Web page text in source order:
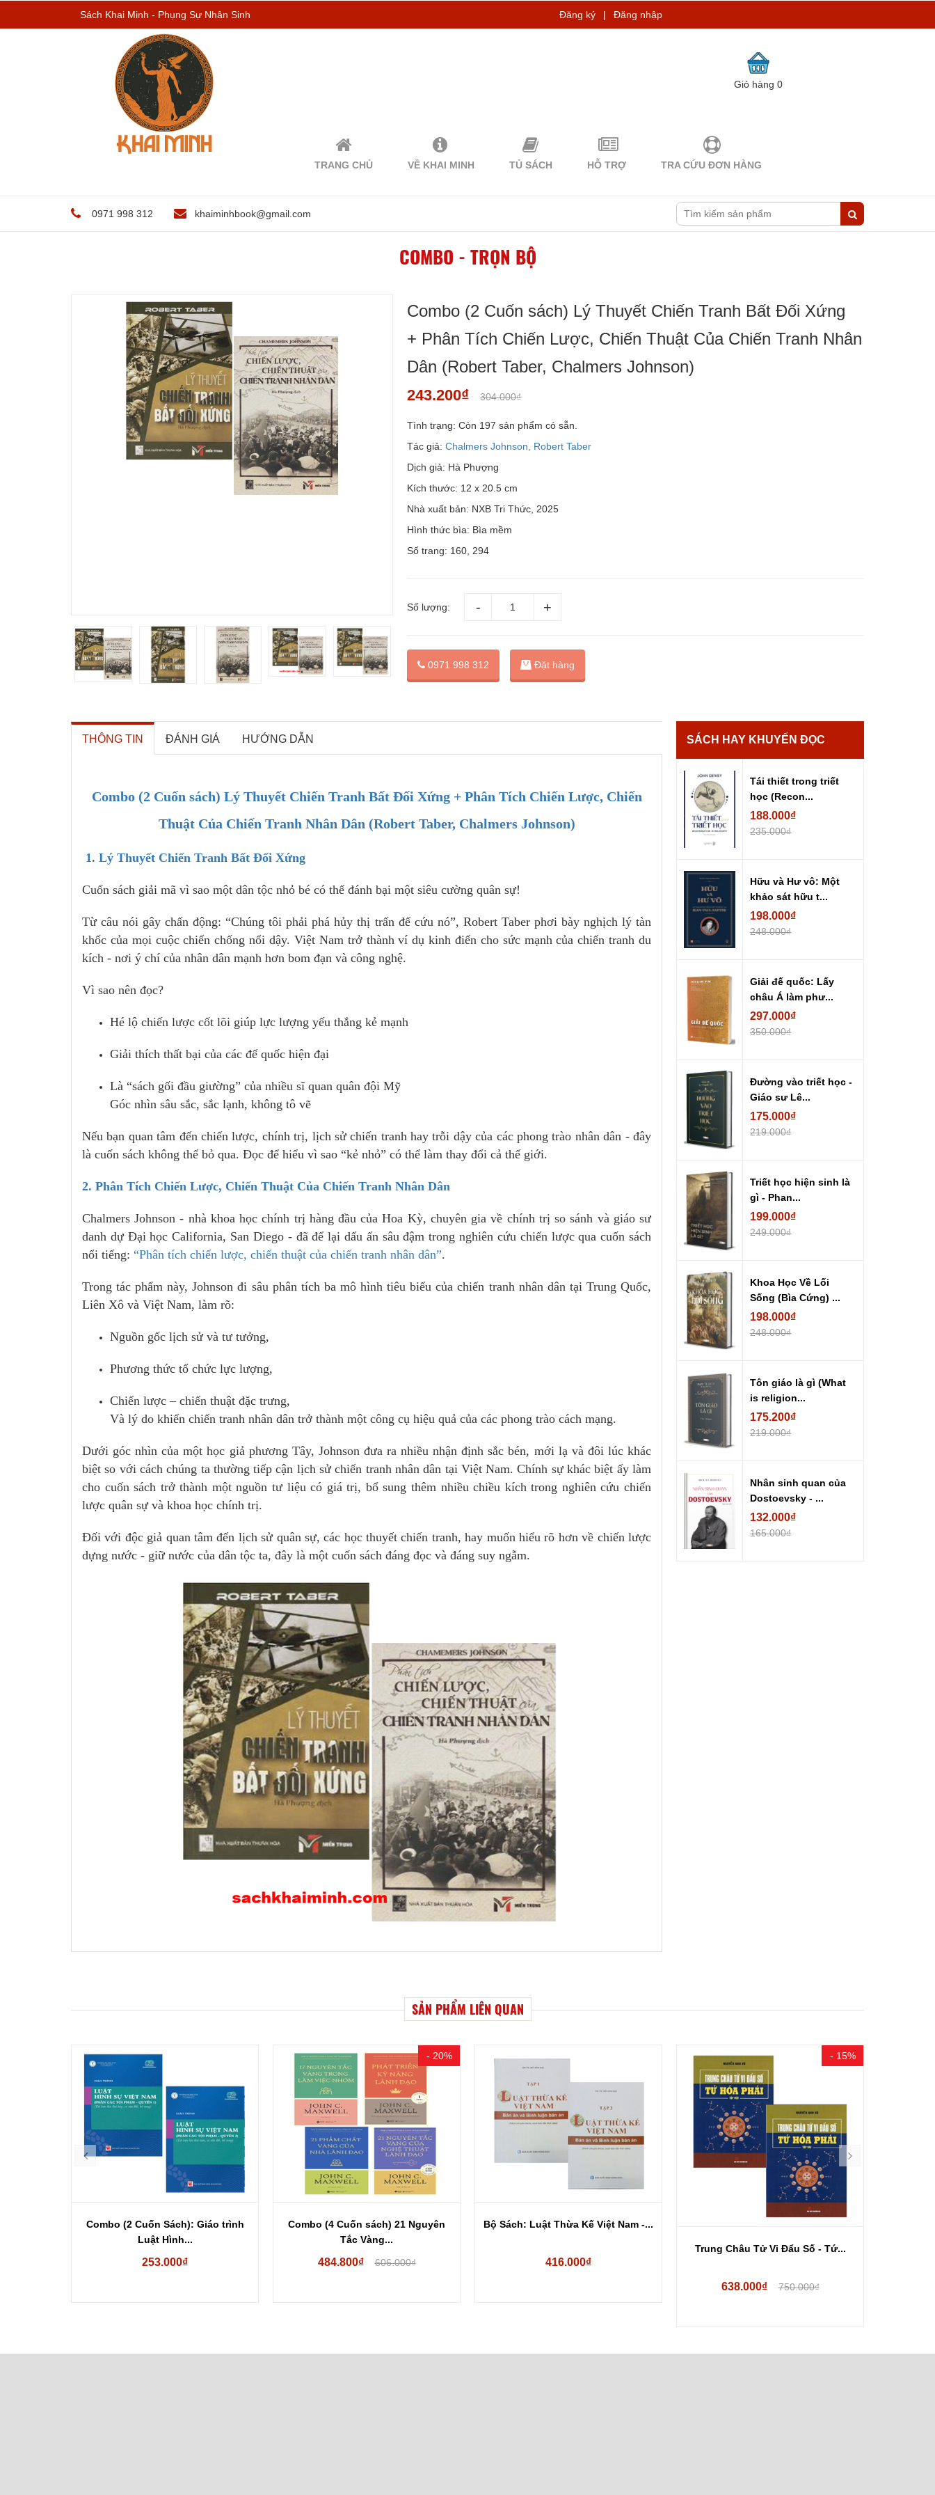
Sách Khai Minh - Phụng Sự Nhân Sinh Đăng ký | Đăng nhập
Giỏ hàng0
TRANG CHỦ VỀ KHAI MINH TỦ SÁCH HỖ TRỢ TRA CỨU ĐƠN HÀNG
0971 998 312 khaiminhbook@gmail.com
COMBO - TRỌN BỘ
Combo (2 Cuốn sách) Lý Thuyết Chiến Tranh Bất Đối Xứng
+ Phân Tích Chiến Lược, Chiến Thuật Của Chiến Tranh Nhân
Dân (Robert Taber, Chalmers Johnson)
243.200₫ 304.000₫
Tình trạng: Còn 197 sản phẩm có sẵn.
Tác giả: Chalmers Johnson, Robert Taber
Dịch giả: Hà Phượng
Kích thước: 12 x 20.5 cm
Nhà xuất bản: NXB Tri Thức, 2025
Hình thức bìa: Bìa mềm
Số trang: 160, 294
Số lượng:
0971 998 312 Đặt hàng
THÔNG TIN ĐÁNH GIÁ HƯỚNG DẪN
Combo (2 Cuốn sách) Lý Thuyết Chiến Tranh Bất Đối Xứng + Phân Tích Chiến Lược, Chiến
Thuật Của Chiến Tranh Nhân Dân (Robert Taber, Chalmers Johnson)
1. Lý Thuyết Chiến Tranh Bất Đối Xứng
Cuốn sách giải mã vì sao một dân tộc nhỏ bé có thể đánh bại một siêu cường quân sự!
Từ câu nói gây chấn động: “Chúng tôi phải phá hủy thị trấn để cứu nó”, Robert Taber phơi bày nghịch lý tàn
khốc của mọi cuộc chiến chống nổi dậy. Việt Nam trở thành ví dụ kinh điển cho sức mạnh của chiến tranh du
kích - nơi ý chí của nhân dân mạnh hơn bom đạn và công nghệ.
Vì sao nên đọc?
Hé lộ chiến lược cốt lõi giúp lực lượng yếu thắng kẻ mạnh
Giải thích thất bại của các đế quốc hiện đại
Là “sách gối đầu giường” của nhiều sĩ quan quân đội Mỹ
Góc nhìn sâu sắc, sắc lạnh, không tô vẽ
Nếu bạn quan tâm đến chiến lược, chính trị, lịch sử chiến tranh hay trỗi dậy của các phong trào nhân dân - đây
là cuốn sách không thể bỏ qua. Đọc để hiểu vì sao “kẻ nhỏ” có thể làm thay đổi cả thế giới.
2. Phân Tích Chiến Lược, Chiến Thuật Của Chiến Tranh Nhân Dân
Chalmers Johnson - nhà khoa học chính trị hàng đầu của Hoa Kỳ, chuyên gia về chính trị so sánh và giáo sư
danh dự Đại học California, San Diego - đã để lại dấu ấn sâu đậm trong nghiên cứu chiến lược qua cuốn sách
nổi tiếng: “Phân tích chiến lược, chiến thuật của chiến tranh nhân dân”.
Trong tác phẩm này, Johnson đi sâu phân tích ba mô hình tiêu biểu của chiến tranh nhân dân tại Trung Quốc,
Liên Xô và Việt Nam, làm rõ:
Nguồn gốc lịch sử và tư tưởng,
Phương thức tổ chức lực lượng,
Chiến lược – chiến thuật đặc trưng,
Và lý do khiến chiến tranh nhân dân trở thành một công cụ hiệu quả của các phong trào cách mạng.
Dưới góc nhìn của một học giả phương Tây, Johnson đưa ra nhiều nhận định sắc bén, mới lạ và đôi lúc khác
biệt so với cách chúng ta thường tiếp cận lịch sử chiến tranh nhân dân tại Việt Nam. Chính sự khác biệt ấy làm
cho cuốn sách trở thành một nguồn tư liệu có giá trị, bổ sung thêm nhiều chiều kích trong nghiên cứu chiến
lược quân sự và khoa học chính trị.
Đối với độc giả quan tâm đến lịch sử quân sự, các học thuyết chiến tranh, hay muốn hiểu rõ hơn về chiến lược
dựng nước - giữ nước của dân tộc ta, đây là một cuốn sách đáng đọc và đáng suy ngẫm.
SÁCH HAY KHUYẾN ĐỌC
Tái thiết trong triết
học (Recon...
188.000₫
235.000₫
Hữu và Hư vô: Một
khảo sát hữu t...
198.000₫
248.000₫
Giải đế quốc: Lấy
châu Á làm phư...
297.000₫
350.000₫
Đường vào triết học -
Giáo sư Lê...
175.000₫
219.000₫
Triết học hiện sinh là
gì - Phan...
199.000₫
249.000₫
Khoa Học Về Lối
Sống (Bìa Cứng) ...
198.000₫
248.000₫
Tôn giáo là gì (What
is religion...
175.200₫
219.000₫
Nhân sinh quan của
Dostoevsky - ...
132.000₫
165.000₫
SẢN PHẨM LIÊN QUAN
Combo (2 Cuốn Sách): Giáo trình
Luật Hình...
253.000₫
- 20%
Combo (4 Cuốn sách) 21 Nguyên
Tắc Vàng...
484.800₫ 606.000₫
Bộ Sách: Luật Thừa Kế Việt Nam -...
416.000₫
- 15%
Trung Châu Tử Vi Đẩu Số - Tứ...
638.000₫ 750.000₫